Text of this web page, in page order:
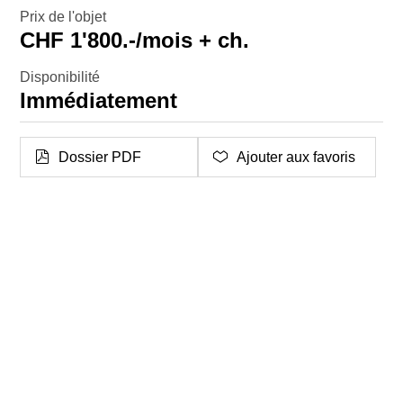
Prix de l'objet
CHF 1'800.-/mois + ch.
Disponibilité
Immédiatement
Dossier PDF Ajouter aux favoris